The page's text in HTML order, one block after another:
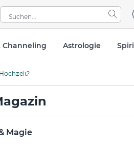
Channeling Astrologie
Magie